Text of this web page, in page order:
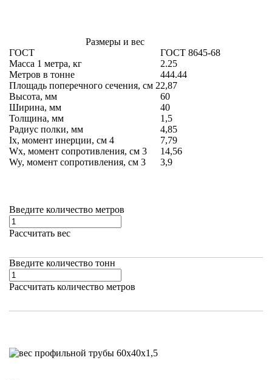
Размеры и вес
ГОСТ
ГОСТ 8645-68
Масса 1 метра, кг
2.25
Метров в тонне
444.44
Площадь поперечного сечения, см 22,87
Высота, мм
60
Ширина, мм
40
Толщина, мм
1,5
Радиус полки, мм
4,85
Ix, момент инерции, см 4
7,79
Wx, момент сопротивления, см 3
14,56
Wy, момент сопротивления, см 3 3,9
Введите количество метров
Рассчитать вес
Введите количество тонн
Рассчитать количество метров